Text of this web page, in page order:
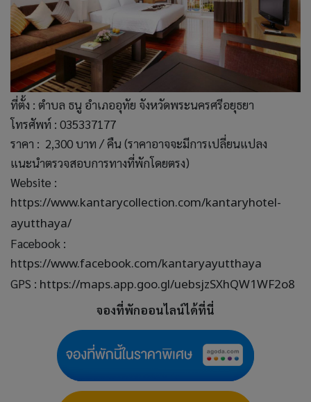
ที่ตั้ง : ตำบล ธนู อำเภออุทัย จังหวัดพระนครศรีอยุธยา
โทรศัพท์ : 035337177
ราคา : 2,300 บาท / คืน (ราคาอาจจะมีการเปลี่ยนแปลง
แนะนำตรวจสอบการทางที่พักโดยตรง)
Website :
https://www.kantarycollection.com/kantaryhotel-
ayutthaya/
Facebook :
https://www.facebook.com/kantaryayutthaya
GPS : https://maps.app.goo.gl/uebsjzSXhQW1WF2o8
จองที่พักออนไลน์ได้ที่นี่